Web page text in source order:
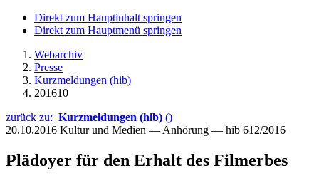
Direkt zum Hauptinhalt springen
Direkt zum Hauptmenü springen
Webarchiv
Presse
Kurzmeldungen (hib)
201610
zurück zu: Kurzmeldungen (hib) ()
20.10.2016 Kultur und Medien — Anhörung — hib 612/2016
Plädoyer für den Erhalt des Filmerbes